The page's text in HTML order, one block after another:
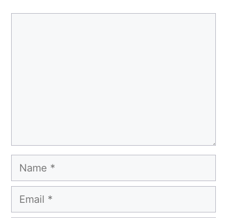
Name
Email